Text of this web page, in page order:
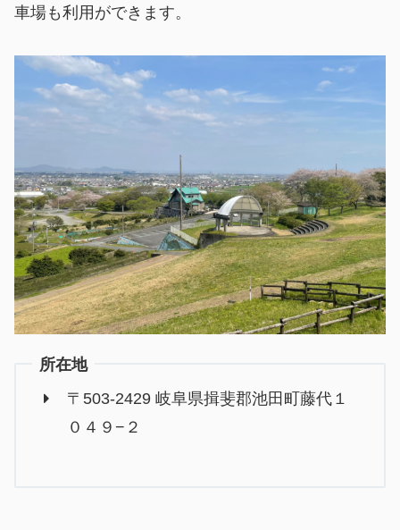
車場も利用ができます。
所在地
〒503-2429 岐阜県揖斐郡池田町藤代１
０４９−２